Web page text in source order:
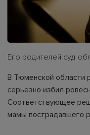
Его родителей суд
В Тюменской области
серьезно избил
Соответствующее
мамы пострадавшего